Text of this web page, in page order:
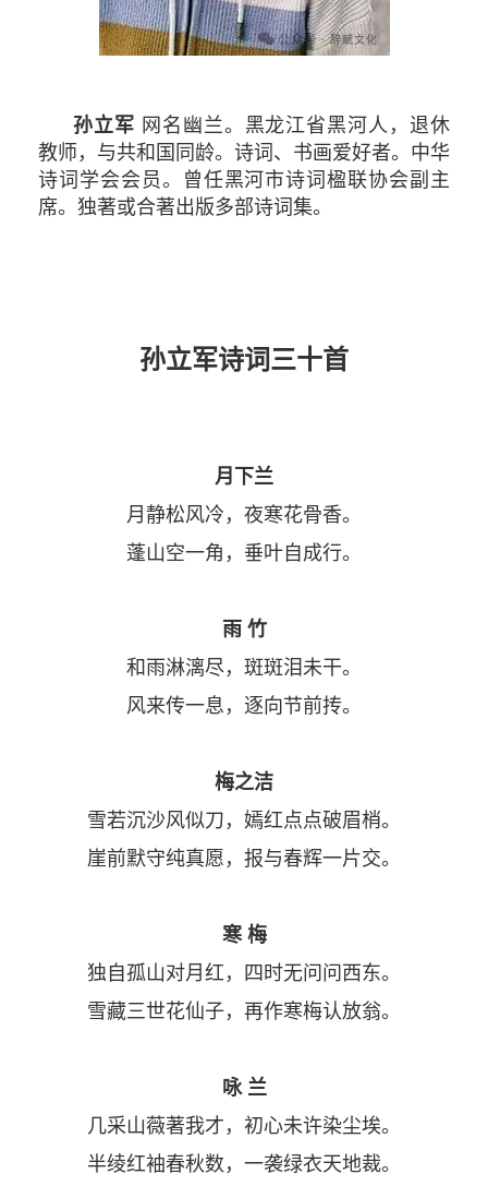
孙立军 网名幽兰。黑龙江省黑河人，退休
教师，与共和国同龄。诗词、书画爱好者。中华
诗词学会会员。曾任黑河市诗词楹联协会副主
席。独著或合著出版多部诗词集。
孙立军诗词三十首
月下兰
月静松风冷，夜寒花骨香。
蓬山空一角，垂叶自成行。
雨 竹
和雨淋漓尽，斑斑泪未干。
风来传一息，逐向节前抟。
梅之洁
雪若沉沙风似刀，嫣红点点破眉梢。
崖前默守纯真愿，报与春辉一片交。
寒 梅
独自孤山对月红，四时无问问西东。
雪藏三世花仙子，再作寒梅认放翁。
咏 兰
几采山薇著我才，初心未许染尘埃。
半绫红袖春秋数，一袭绿衣天地裁。